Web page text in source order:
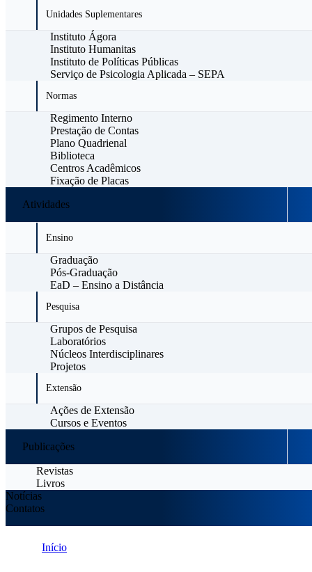
Unidades Suplementares
Instituto Ágora
Instituto Humanitas
Instituto de Políticas Públicas
Serviço de Psicologia Aplicada – SEPA
Normas
Regimento Interno
Prestação de Contas
Plano Quadrienal
Biblioteca
Centros Acadêmicos
Fixação de Placas
Atividades
Ensino
Graduação
Pós-Graduação
EaD – Ensino a Distância
Pesquisa
Grupos de Pesquisa
Laboratórios
Núcleos Interdisciplinares
Projetos
Extensão
Ações de Extensão
Cursos e Eventos
Publicações
Revistas
Livros
Notícias
Contatos
Início